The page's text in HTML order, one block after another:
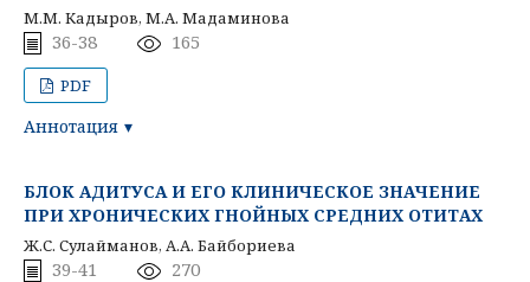
М.М. Кадыров, М.А. Мадаминова
36-38 165
PDF
Аннотация
БЛОК АДИТУСА И ЕГО КЛИНИЧЕСКОЕ ЗНАЧЕНИЕ
ПРИ ХРОНИЧЕСКИХ ГНОЙНЫХ СРЕДНИХ ОТИТАХ
Ж.С. Сулайманов, А.А. Байбориева
39-41 270